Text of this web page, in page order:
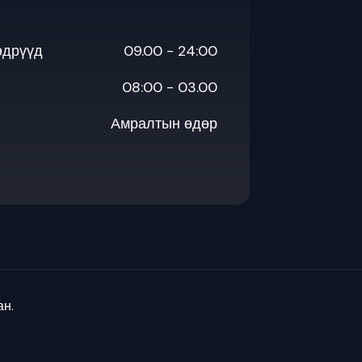
09.00 - 24:00
08:00 - 03.00
Амралтын өдөр